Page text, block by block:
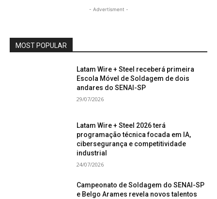
- Advertisment -
MOST POPULAR
Latam Wire + Steel receberá primeira
Escola Móvel de Soldagem de dois
andares do SENAI-SP
29/07/2026
Latam Wire + Steel 2026 terá
programação técnica focada em IA,
cibersegurança e competitividade
industrial
24/07/2026
Campeonato de Soldagem do SENAI-SP
e Belgo Arames revela novos talentos